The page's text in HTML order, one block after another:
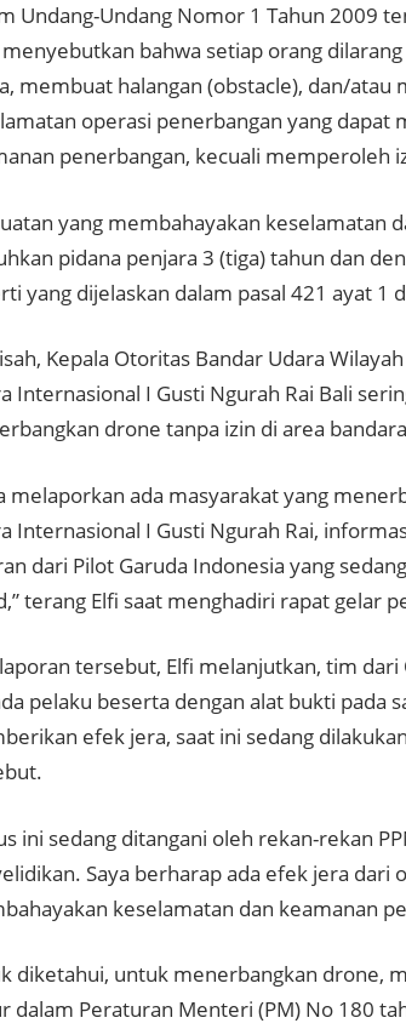
Undang-Undang Nomor 1 Tahun 2009
menyebutkan bahwa setiap orang
membuat halangan (obstacle), dan/atau
operasi penerbangan yang dapat
penerbangan, kecuali memperoleh
yang membahayakan keselamatan
pidana penjara 3 (tiga) tahun dan
yang dijelaskan dalam pasal 421 ayat 1
Kepala Otoritas Bandar Udara
Internasional I Gusti Ngurah Rai Bali
drone tanpa izin di area
melaporkan ada masyarakat yang
Internasional I Gusti Ngurah Rai,
dari Pilot Garuda Indonesia yang
terang Elfi saat menghadiri rapat gelar
tersebut, Elfi melanjutkan, tim
pelaku beserta dengan alat bukti pada
efek jera, saat ini sedang
ini sedang ditangani oleh rekan-rekan
Saya berharap ada efek jera dari
keselamatan dan keamanan
diketahui, untuk menerbangkan drone,
dalam Peraturan Menteri (PM) No 180